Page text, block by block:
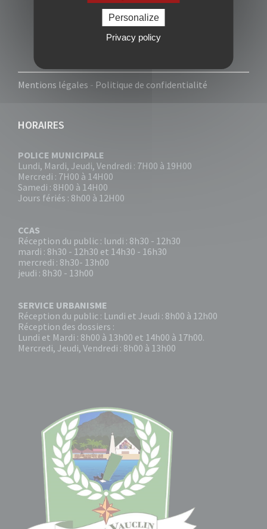
Mentions légales - Politique de confidentialité
HORAIRES
POLICE MUNICIPALE
Lundi, Mardi, Jeudi, Vendredi : 7H00 à 19H00
Mercredi : 7H00 à 14H00
Samedi : 8H00 à 14H00
Jours fériés : 8h00 à 12H00
CCAS
Réception du public : lundi : 8h30 - 12h30
mardi : 8h30 - 12h30 et 14h30 - 16h30
mercredi : 8h30- 13h00
jeudi : 8h30 - 13h00
SERVICE URBANISME
Réception du public : Lundi et Jeudi : 8h00 à 12h00
Réception des dossiers :
Lundi et Mardi : 8h00 à 13h00 et 14h00 à 17h00.
Mercredi, Jeudi, Vendredi : 8h00 à 13h00
Personalize
Privacy policy